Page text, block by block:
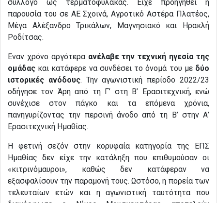
σύλλογο ως τερματοφύλακας. Είχε προηγηθεί η
παρουσία του σε ΑΕ Σχοινά, Αγροτικό Αστέρα Πλατέος,
Μέγα Αλέξανδρο Τρικάλων, Μαγνησιακό και Ηρακλή
Ροδίτσας.
Έναν χρόνο αργότερα ανέλαβε την τεχνική ηγεσία της
ομάδας και κατάφερε να συνδέσει το όνομά του με δύο
ιστορικές ανόδους. Την αγωνιστική περίοδο 2022/23
οδήγησε τον Άρη από τη Γ’ στη Β’ Ερασιτεχνική, ενώ
συνέχισε στον πάγκο και τα επόμενα χρόνια,
πανηγυρίζοντας την περσινή άνοδο από τη Β’ στην Α’
Ερασιτεχνική Ημαθίας.
Η φετινή σεζόν στην κορυφαία κατηγορία της ΕΠΣ
Ημαθίας δεν είχε την κατάληξη που επιθυμούσαν οι
«κιτρινόμαυροι», καθώς δεν κατάφεραν να
εξασφαλίσουν την παραμονή τους. Ωστόσο, η πορεία των
τελευταίων ετών και η αγωνιστική ταυτότητα που